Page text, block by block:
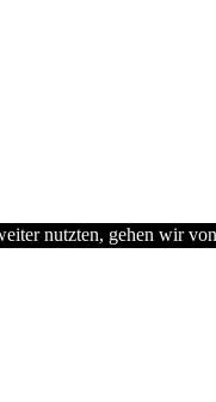
nutzten, gehen wir